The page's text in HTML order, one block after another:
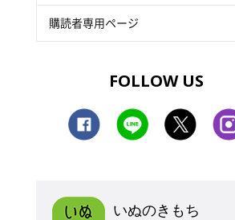
購読者専用ページ
FOLLOW US
いぬのきもち